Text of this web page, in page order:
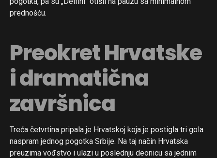
prednošću.
Preokret Hrvatske
i dramatična
završnica
Treća četvrtina pripala je Hrvatskoj koja je postigla tri gola
naspram jednog pogotka Srbije. Na taj način Hrvatska
preuzima vođstvo i ulazi u poslednju deonicu sa jednim